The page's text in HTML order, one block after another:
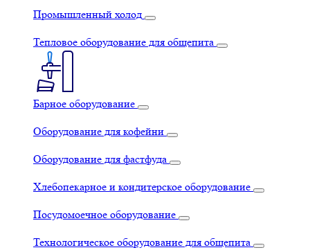
Промышленный холод
Тепловое оборудование для общепита
Барное оборудование
Оборудование для кофейни
Оборудование для фастфуда
Хлебопекарное и кондитерское оборудование
Посудомоечное оборудование
Технологическое оборудование для общепита